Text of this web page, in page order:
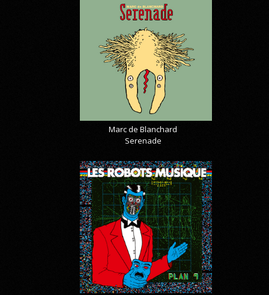
Marc de Blanchard
Serenade